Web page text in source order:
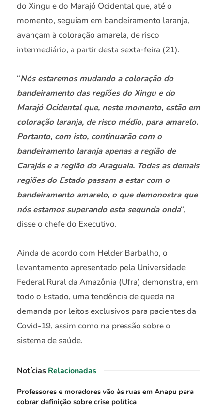
do Xingu e do Marajó Ocidental que, até o
momento, seguiam em bandeiramento laranja,
avançam à coloração amarela, de risco
intermediário, a partir desta sexta-feira (21).
“Nós estaremos mudando a coloração do
bandeiramento das regiões do Xingu e do
Marajó Ocidental que, neste momento, estão em
coloração laranja, de risco médio, para amarelo.
Portanto, com isto, continuarão com o
bandeiramento laranja apenas a região de
Carajás e a região do Araguaia. Todas as demais
regiões do Estado passam a estar com o
bandeiramento amarelo, o que demonostra que
nós estamos superando esta segunda onda“,
disse o chefe do Executivo.
Ainda de acordo com Helder Barbalho, o
levantamento apresentado pela Universidade
Federal Rural da Amazônia (Ufra) demonstra, em
todo o Estado, uma tendência de queda na
demanda por leitos exclusivos para pacientes da
Covid-19, assim como na pressão sobre o
sistema de saúde.
Notícias Relacionadas
Professores e moradores vão às ruas em Anapu para
cobrar definição sobre crise política